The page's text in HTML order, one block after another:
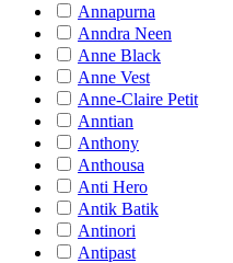
Annapurna
Anndra Neen
Anne Black
Anne Vest
Anne-Claire Petit
Anntian
Anthony
Anthousa
Anti Hero
Antik Batik
Antinori
Antipast